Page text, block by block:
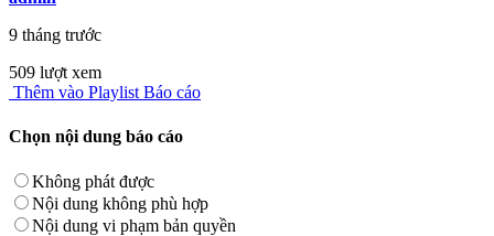
9 tháng trước
509 lượt xem
Thêm vào PlaylistBáo cáo
Chọn nội dung báo cáo
Không phát được
Nội dung không phù hợp
Nội dung vi phạm bản quyền